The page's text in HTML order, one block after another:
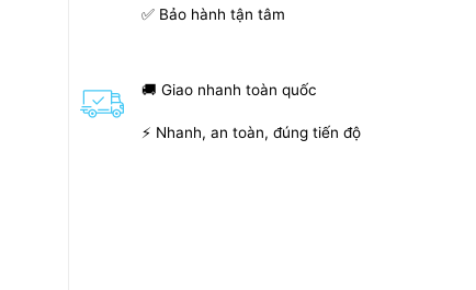
✅ Bảo hành tận tâm
🚚 Giao nhanh toàn quốc
⚡ Nhanh, an toàn, đúng tiến độ